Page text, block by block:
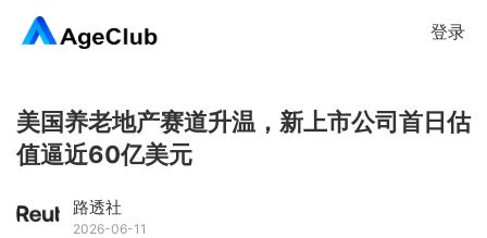
登录
美国养老地产赛道升温，新上市公司首日估
值逼近60亿美元
路透社
2026-06-11